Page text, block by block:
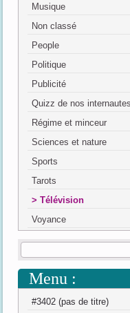
Musique
Non classé
People
Politique
Publicité
Quizz de nos internautes
Régime et minceur
Sciences et nature
Sports
Tarots
Télévision
Voyance
Menu :
#3402 (pas de titre)